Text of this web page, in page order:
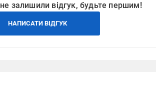
залишили відгук, будьте першим!
НАПИСАТИ ВІДГУК